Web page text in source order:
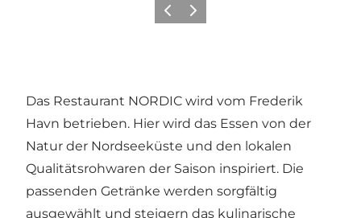
ZurückWeiter
Das Restaurant NORDIC wird vom Frederik
Havn betrieben. Hier wird das Essen von der
Natur der Nordseeküste und den lokalen
Qualitätsrohwaren der Saison inspiriert. Die
passenden Getränke werden sorgfältig
ausgewählt und steigern das kulinarische